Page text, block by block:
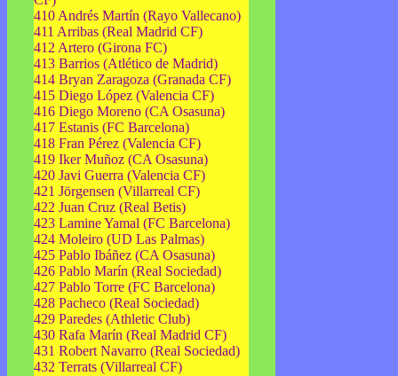
410 Andrés Martín (Rayo Vallecano)
411 Arribas (Real Madrid CF)
412 Artero (Girona FC)
413 Barrios (Atlético de Madrid)
414 Bryan Zaragoza (Granada CF)
415 Diego López (Valencia CF)
416 Diego Moreno (CA Osasuna)
417 Estanis (FC Barcelona)
418 Fran Pérez (Valencia CF)
419 Iker Muñoz (CA Osasuna)
420 Javi Guerra (Valencia CF)
421 Jörgensen (Villarreal CF)
422 Juan Cruz (Real Betis)
423 Lamine Yamal (FC Barcelona)
424 Moleiro (UD Las Palmas)
425 Pablo Ibáñez (CA Osasuna)
426 Pablo Marín (Real Sociedad)
427 Pablo Torre (FC Barcelona)
428 Pacheco (Real Sociedad)
429 Paredes (Athletic Club)
430 Rafa Marín (Real Madrid CF)
431 Robert Navarro (Real Sociedad)
432 Terrats (Villarreal CF)